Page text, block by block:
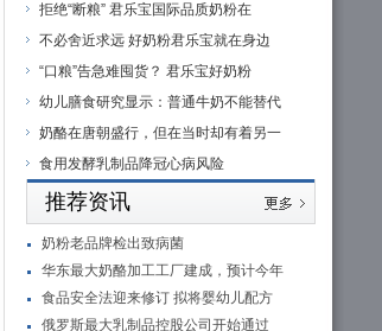
拒绝“断粮” 君乐宝国际品质奶粉在
不必舍近求远 好奶粉君乐宝就在身边
“口粮”告急难囤货？ 君乐宝好奶粉
幼儿膳食研究显示：普通牛奶不能替代
奶酪在唐朝盛行，但在当时却有着另一
食用发酵乳制品降冠心病风险
推荐资讯
奶粉老品牌检出致病菌
华东最大奶酪加工工厂建成，预计今年
食品安全法迎来修订 拟将婴幼儿配方
俄罗斯最大乳制品控股公司开始通过